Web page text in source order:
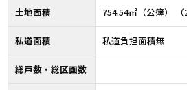
土地面積 754.54㎡（公簿） （
私道面積 私道負担面積無
総戸数・総区画数